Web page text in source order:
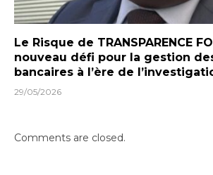
Le Risque de TRANSPARENCE
nouveau défi pour la gestion
bancaires à l’ère de
29/05/2026
Comments are closed.